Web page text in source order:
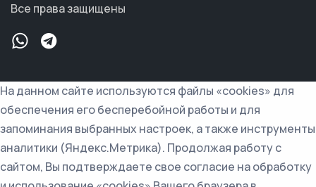
Все права защищены
На данном сайте используются файлы «cookies» для
обеспечения его бесперебойной работы и для
запоминания выбранных настроек, а также инструменты
аналитики (Яндекс.Метрика). Продолжая работу с
сайтом, Вы подтверждаете свое согласие на обработку